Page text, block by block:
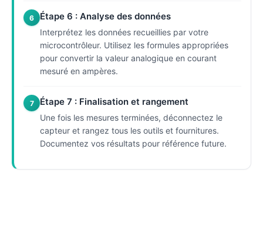
6 Étape 6 : Analyse des données
Interprétez les données recueillies par votre
microcontrôleur. Utilisez les formules appropriées
pour convertir la valeur analogique en courant
mesuré en ampères.
7 Étape 7 : Finalisation et rangement
Une fois les mesures terminées, déconnectez le
capteur et rangez tous les outils et fournitures.
Documentez vos résultats pour référence future.